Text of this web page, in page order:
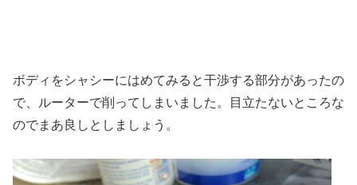
ボディをシャシーにはめてみると干渉する部分があったの
で、ルーターで削ってしまいました。目立たないところな
のでまあ良しとしましょう。